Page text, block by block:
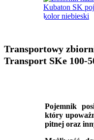
Transportowy
Transport SKe 100-
Pojemnik
który
pitnej oraz